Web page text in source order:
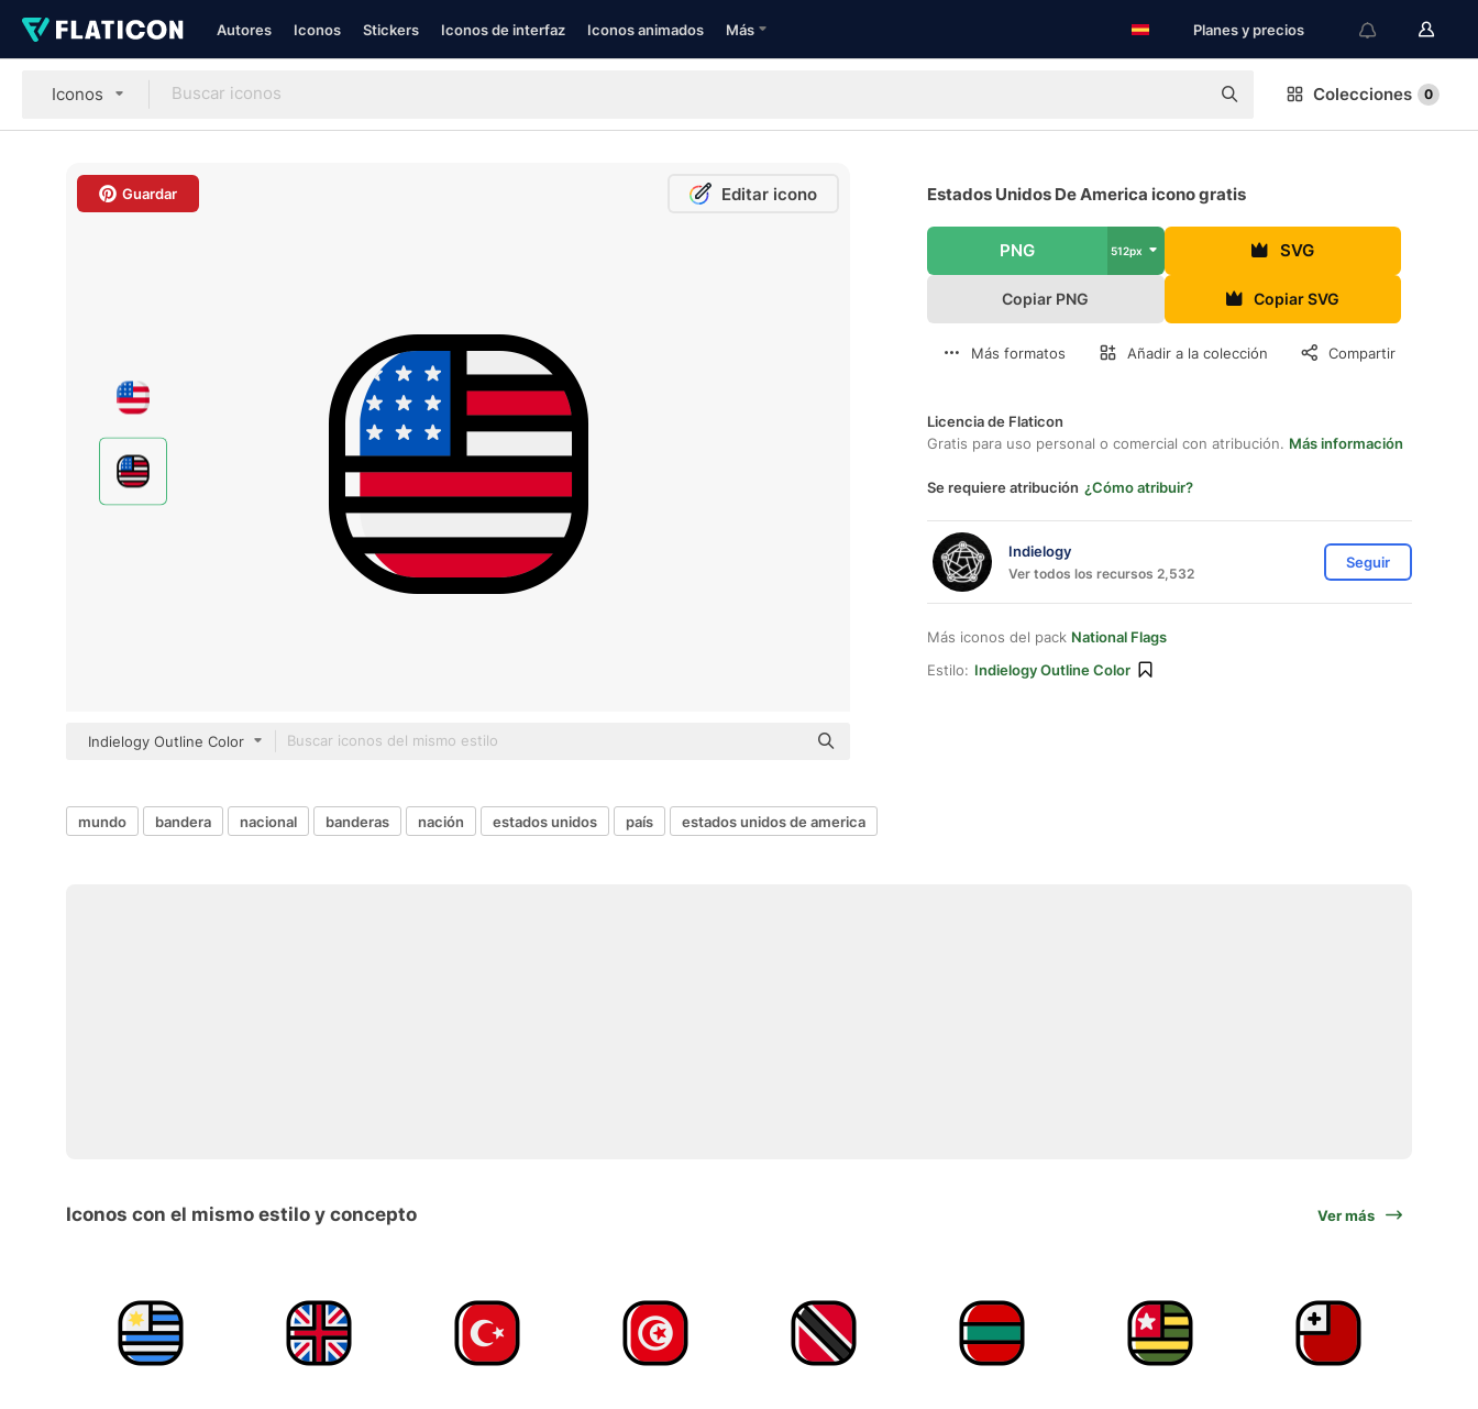
Autores Iconos Stickers Iconos de interfaz Iconos animados Más Planes y precios
Iconos Colecciones 0
Guardar Editar icono
Indielogy Outline Color
Estados Unidos De America icono gratis
PNG 512px SVG
Copiar PNG Copiar SVG
Más formatos Añadir a la colección Compartir
Licencia de Flaticon
Gratis para uso personal o comercial con atribución. Más información
Se requiere atribución ¿Cómo atribuir?
Indielogy
Ver todos los recursos 2,532
Seguir
Más iconos del pack National Flags
Estilo: Indielogy Outline Color
mundo bandera nacional banderas nación estados unidos país estados unidos de america
Iconos con el mismo estilo y concepto Ver más